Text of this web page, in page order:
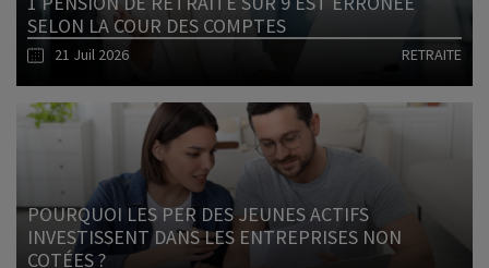
SELON LA COUR DES COMPTES
21 Juil 2026 RETRAITE
POURQUOI LES PER DES JEUNES ACTIFS
INVESTISSENT DANS LES ENTREPRISES NON
COTÉES ?